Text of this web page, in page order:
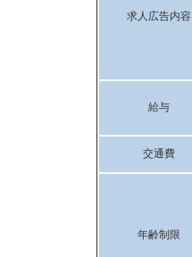
求人広告内容
給与
交通費
年齢制限